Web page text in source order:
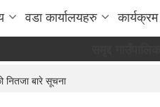
वडा कार्यालयहरु
नितजा बारे सूचना